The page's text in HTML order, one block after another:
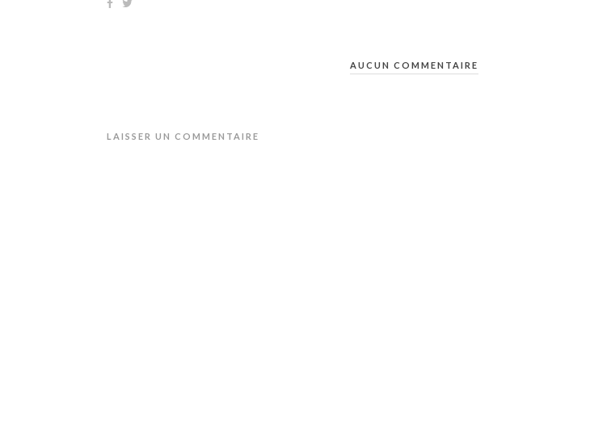
AUCUN COMMENTAIRE
LAISSER UN COMMENTAIRE